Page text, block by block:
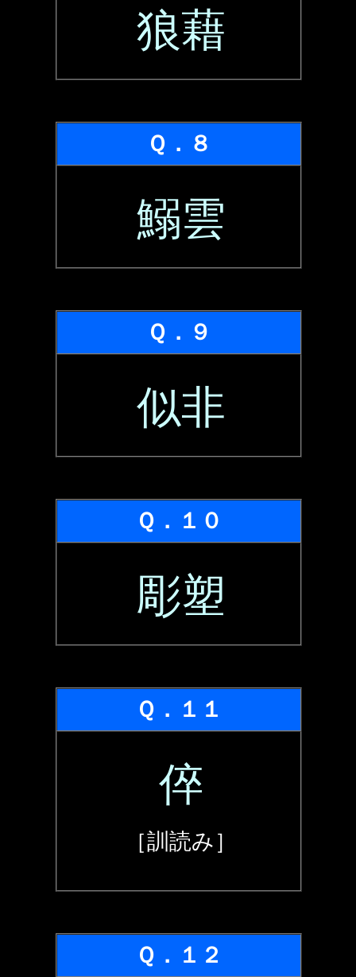
狼藉
Ｑ．８
鰯雲
Ｑ．９
似非
Ｑ．１０
彫塑
Ｑ．１１
倅
［訓読み］
Ｑ．１２